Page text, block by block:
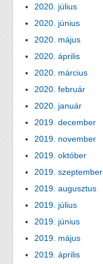
2020. július
2020. június
2020. május
2020. április
2020. március
2020. február
2020. január
2019. december
2019. november
2019. október
2019. szeptember
2019. augusztus
2019. július
2019. június
2019. május
2019. április